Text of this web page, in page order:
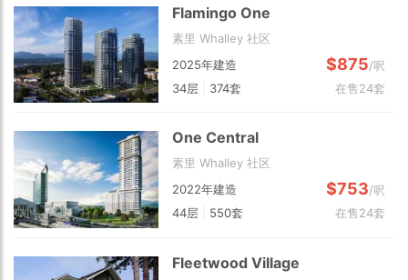
Flamingo One
素里 Whalley 社区
2025年建造
$875/呎
34层
374套 在售24套
One Central
素里 Whalley 社区
2022年建造
$753/呎
44层
550套 在售24套
Fleetwood Village